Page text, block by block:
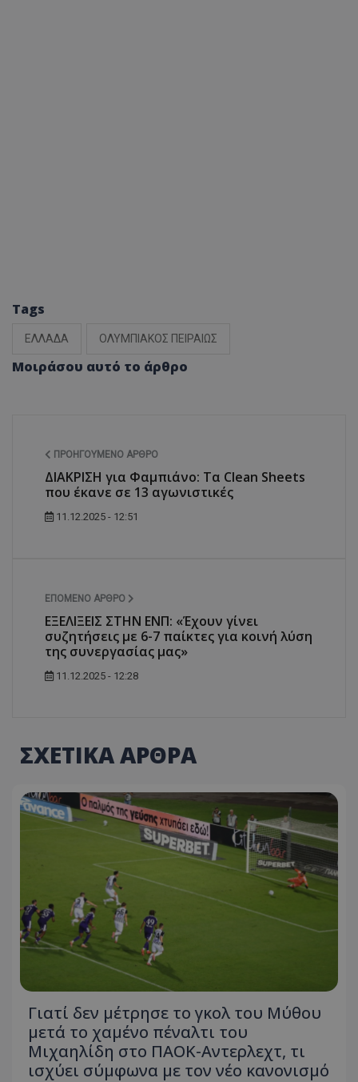
Tags
ΕΛΛΑΔΑ ΟΛΥΜΠΙΑΚΟΣ ΠΕΙΡΑΙΩΣ
Μοιράσου αυτό το άρθρο
ΠΡΟΗΓΟΎΜΕΝΟ ΆΡΘΡΟ
ΔΙΑΚΡΙΣΗ για Φαμπιάνο: Τα Clean Sheets
που έκανε σε 13 αγωνιστικές
11.12.2025 - 12:51
ΕΠΌΜΕΝΟ ΆΡΘΡΟ
EΞΕΛΙΞΕΙΣ ΣΤΗΝ ΕΝΠ: «Έχουν γίνει
συζητήσεις με 6-7 παίκτες για κοινή λύση
της συνεργασίας μας»
11.12.2025 - 12:28
ΣΧΕΤΙΚΑ ΑΡΘΡΑ
Γιατί δεν μέτρησε το γκολ του Μύθου
μετά το χαμένο πέναλτι του
Μιχαηλίδη στο ΠΑΟΚ-Αντερλεχτ, τι
ισχύει σύμφωνα με τον νέο κανονισμό